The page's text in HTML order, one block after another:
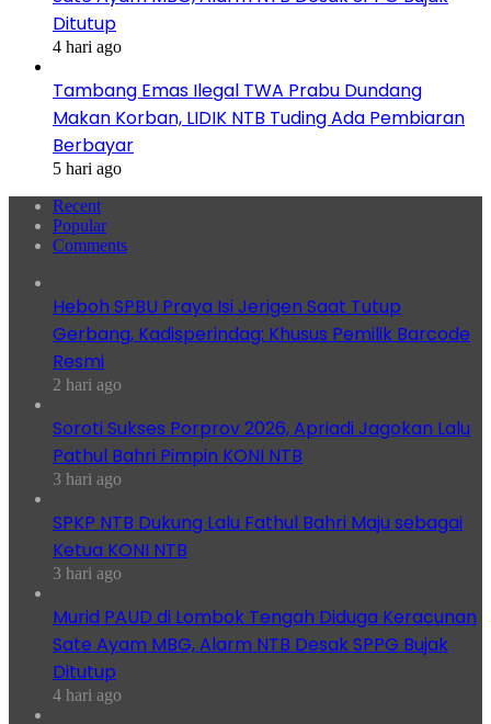
Ditutup
4 hari ago
Tambang Emas Ilegal TWA Prabu Dundang
Makan Korban, LIDIK NTB Tuding Ada Pembiaran
Berbayar
5 hari ago
Recent
Popular
Comments
Heboh SPBU Praya Isi Jerigen Saat Tutup
Gerbang, Kadisperindag: Khusus Pemilik Barcode
Resmi
2 hari ago
Soroti Sukses Porprov 2026, Apriadi Jagokan Lalu
Pathul Bahri Pimpin KONI NTB
3 hari ago
SPKP NTB Dukung Lalu Fathul Bahri Maju sebagai
Ketua KONI NTB
3 hari ago
Murid PAUD di Lombok Tengah Diduga Keracunan
Sate Ayam MBG, Alarm NTB Desak SPPG Bujak
Ditutup
4 hari ago